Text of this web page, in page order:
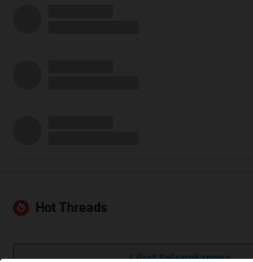
Hot Threads
Lihat Selengkapnya